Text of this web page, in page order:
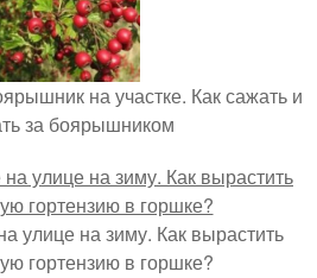
на участке. Как сажать и
за боярышником
улице на зиму. Как вырастить
гортензию в горшке?